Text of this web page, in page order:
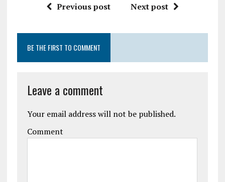
Previous post Next post
BE THE FIRST TO COMMENT
Leave a comment
Your email address will not be published.
Comment